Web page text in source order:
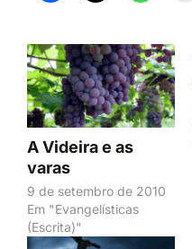
A Videira e as
varas
9 de setembro de 2010
Em "Evangelísticas
(Escrita)"